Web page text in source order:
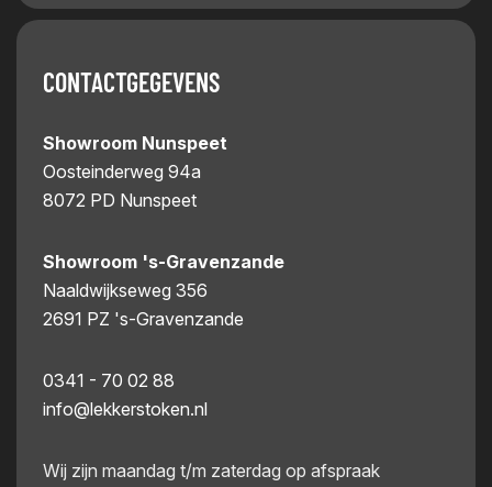
CONTACTGEGEVENS
Showroom Nunspeet
Oosteinderweg 94a
8072 PD Nunspeet
Showroom 's-Gravenzande
Naaldwijkseweg 356
2691 PZ 's-Gravenzande
0341 - 70 02 88
info@lekkerstoken.nl
Wij zijn maandag t/m zaterdag op afspraak